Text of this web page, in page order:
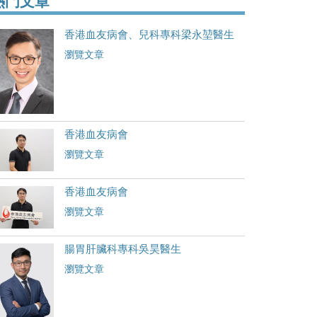
香港血友病會、兒科專科梁永堃醫生
瀏覽文章
香港血友病會
瀏覽文章
香港血友病會
瀏覽文章
腸胃肝臟科專科吳昊醫生
瀏覽文章